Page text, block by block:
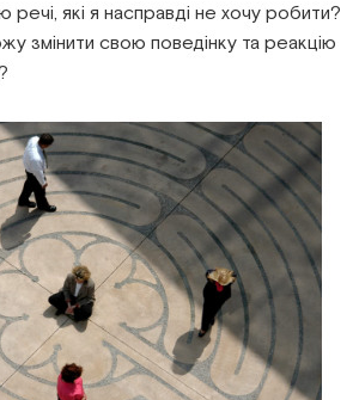
які я насправді не хочу робити?
змінити свою поведінку та реакцію
терапія